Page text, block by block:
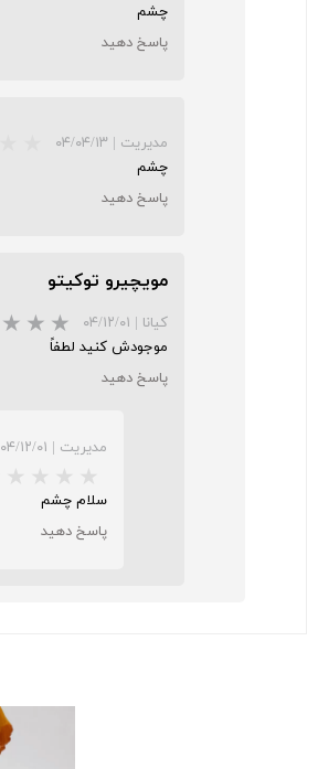
★
★★
چشم
پاسخ دهید
مدیریت | ۰۴/۰۴/۱۳
چشم
پاسخ دهید
مویچیرو توکیتو
کیانا | ۰۴/۱۲/۰۱
موجودش کنید لطفاً
پاسخ دهید
مدیریت | ۰۴/۱۲/۰۱
سلام چشم
پاسخ دهید